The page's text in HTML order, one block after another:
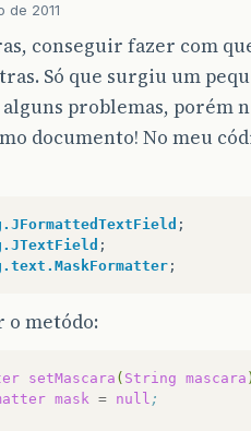
de 2011
conseguir fazer com
Só que surgiu um
problemas, porém
documento! No meu
;
;
;
metódo:
setMascara ( String mascara
mask = null ;